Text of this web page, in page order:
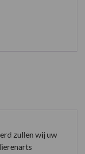
zullen wij uw